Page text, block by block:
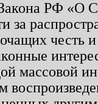
РФ «О
за
честь
массовой